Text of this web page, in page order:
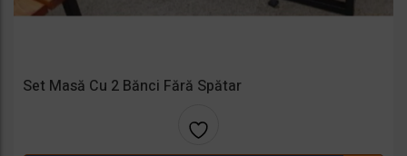
Set Masă Cu 2 Bănci Fără Spătar